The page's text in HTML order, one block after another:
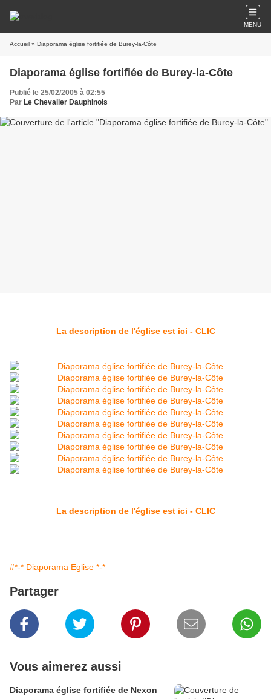
MENU
Accueil » Diaporama église fortifiée de Burey-la-Côte
Diaporama église fortifiée de Burey-la-Côte
Publié le 25/02/2005 à 02:55
Par Le Chevalier Dauphinois
La description de l'église est ici - CLIC
La description de l'église est ici - CLIC
#*-* Diaporama Eglise *-*
Partager
Vous aimerez aussi
Diaporama église fortifiée de Nexon